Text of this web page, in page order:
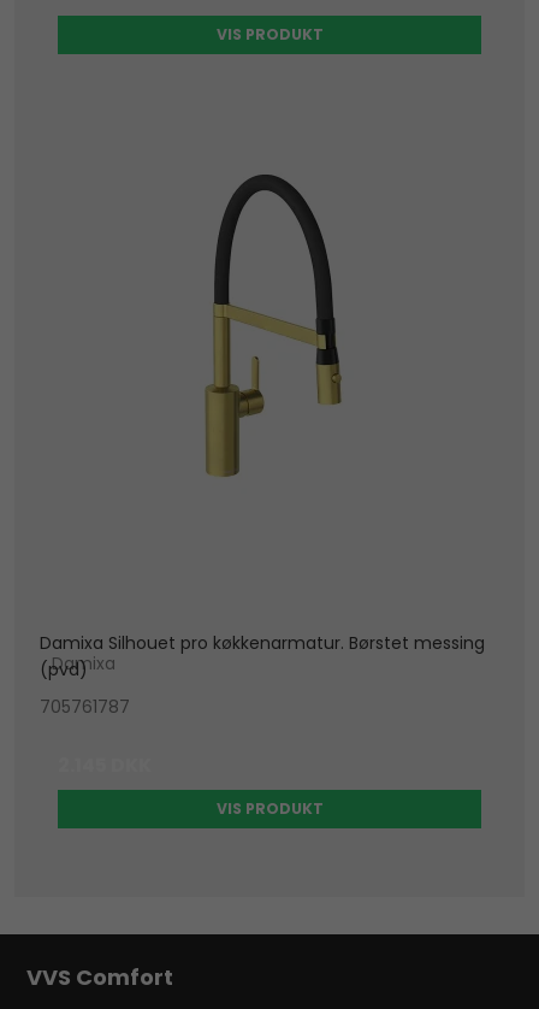
VIS PRODUKT
Damixa Silhouet pro køkkenarmatur. Børstet messing
(pvd)
Damixa
705761787
VIS PRODUKT
VVS Comfort